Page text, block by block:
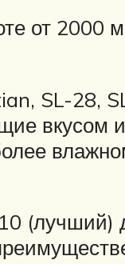
от 2000
SL-28,
вкусом